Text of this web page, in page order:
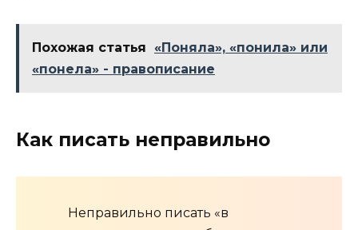
Похожая статья
«Поняла», «понила» или
«понела» - правописание
Как писать неправильно
Неправильно писать «в